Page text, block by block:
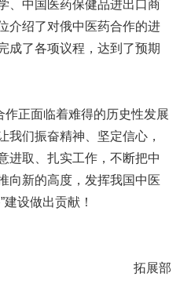
、中国医药保健品进出口商
介绍了对俄中医药合作的进
成了各项议程，达到了预期
作正面临着难得的历史性发展
我们振奋精神、坚定信心，
进取、扎实工作，不断把中
向新的高度，发挥我国中医
设做出贡献！
拓展部